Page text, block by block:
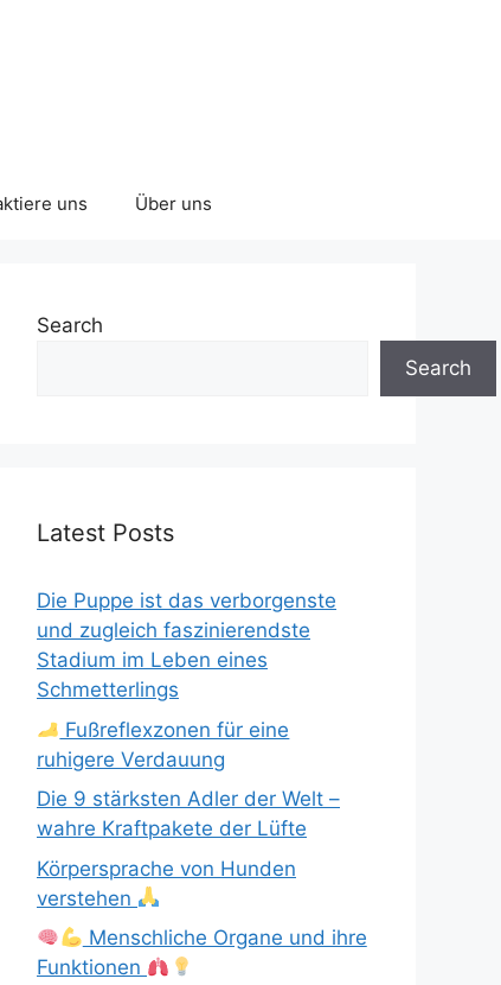
uns Über uns
Search
Search
Latest Posts
Die Puppe ist das verborgenste
und zugleich faszinierendste
Stadium im Leben eines
Schmetterlings
Fußreflexzonen für eine
ruhigere Verdauung
Die 9 stärksten Adler der Welt –
wahre Kraftpakete der Lüfte
Körpersprache von Hunden
verstehen
Menschliche Organe und ihre
Funktionen